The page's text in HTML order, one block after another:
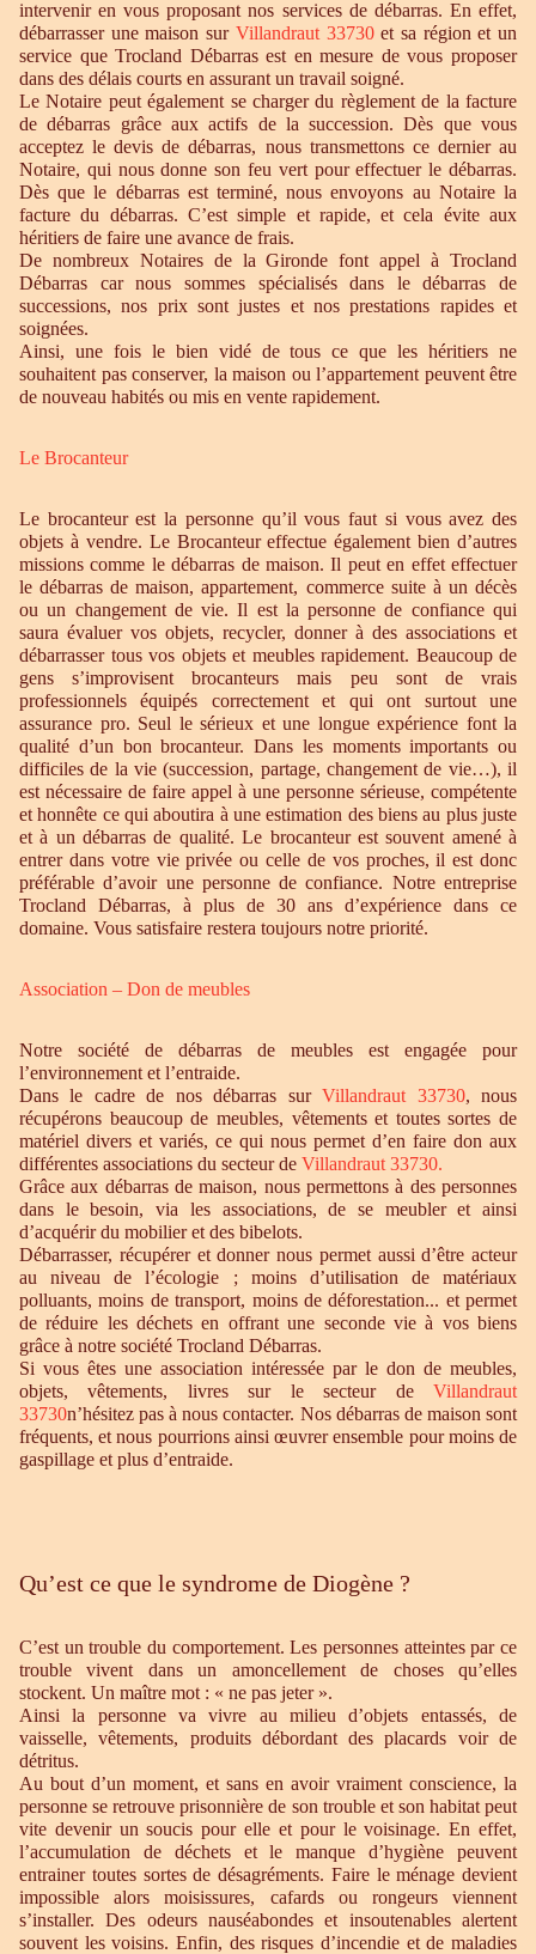
intervenir en vous proposant nos services de débarras. En effet,
débarrasser une maison sur Villandraut 33730et sa région et un
service que Trocland Débarras est en mesure de vous proposer
dans des délais courts en assurant un travail soigné.
Le Notaire peut également se charger du règlement de la facture
de débarras grâce aux actifs de la succession. Dès que vous
acceptez le devis de débarras, nous transmettons ce dernier au
Notaire, qui nous donne son feu vert pour effectuer le débarras.
Dès que le débarras est terminé, nous envoyons au Notaire la
facture du débarras. C’est simple et rapide, et cela évite aux
héritiers de faire une avance de frais.
De nombreux Notaires de la Gironde font appel à Trocland
Débarras car nous sommes spécialisés dans le débarras de
successions, nos prix sont justes et nos prestations rapides et
soignées.
Ainsi, une fois le bien vidé de tous ce que les héritiers ne
souhaitent pas conserver, la maison ou l’appartement peuvent être
de nouveau habités ou mis en vente rapidement.
Le Brocanteur
Le brocanteur est la personne qu’il vous faut si vous avez des
objets à vendre. Le Brocanteur effectue également bien d’autres
missions comme le débarras de maison. Il peut en effet effectuer
le débarras de maison, appartement, commerce suite à un décès
ou un changement de vie. Il est la personne de confiance qui
saura évaluer vos objets, recycler, donner à des associations et
débarrasser tous vos objets et meubles rapidement. Beaucoup de
gens s’improvisent brocanteurs mais peu sont de vrais
professionnels équipés correctement et qui ont surtout une
assurance pro. Seul le sérieux et une longue expérience font la
qualité d’un bon brocanteur. Dans les moments importants ou
difficiles de la vie (succession, partage, changement de vie…), il
est nécessaire de faire appel à une personne sérieuse, compétente
et honnête ce qui aboutira à une estimation des biens au plus juste
et à un débarras de qualité. Le brocanteur est souvent amené à
entrer dans votre vie privée ou celle de vos proches, il est donc
préférable d’avoir une personne de confiance. Notre entreprise
Trocland Débarras, à plus de 30 ans d’expérience dans ce
domaine. Vous satisfaire restera toujours notre priorité.
Association – Don de meubles
Notre société de débarras de meubles est engagée pour
l’environnement et l’entraide.
Dans le cadre de nos débarras surVillandraut 33730, nous
récupérons beaucoup de meubles, vêtements et toutes sortes de
matériel divers et variés, ce qui nous permet d’en faire don aux
différentes associations du secteur de Villandraut 33730.
Grâce aux débarras de maison, nous permettons à des personnes
dans le besoin, via les associations, de se meubler et ainsi
d’acquérir du mobilier et des bibelots.
Débarrasser, récupérer et donner nous permet aussi d’être acteur
au niveau de l’écologie ; moins d’utilisation de matériaux
polluants, moins de transport, moins de déforestation... et permet
de réduire les déchets en offrant une seconde vie à vos biens
grâce à notre société Trocland Débarras.
Si vous êtes une association intéressée par le don de meubles,
objets, vêtements, livres sur le secteur de Villandraut
33730n’hésitez pas à nous contacter. Nos débarras de maison sont
fréquents, et nous pourrions ainsi œuvrer ensemble pour moins de
gaspillage et plus d’entraide.
Qu’est ce que le syndrome de Diogène ?
C’est un trouble du comportement. Les personnes atteintes par ce
trouble vivent dans un amoncellement de choses qu’elles
stockent. Un maître mot : « ne pas jeter ».
Ainsi la personne va vivre au milieu d’objets entassés, de
vaisselle, vêtements, produits débordant des placards voir de
détritus.
Au bout d’un moment, et sans en avoir vraiment conscience, la
personne se retrouve prisonnière de son trouble et son habitat peut
vite devenir un soucis pour elle et pour le voisinage. En effet,
l’accumulation de déchets et le manque d’hygiène peuvent
entrainer toutes sortes de désagréments. Faire le ménage devient
impossible alors moisissures, cafards ou rongeurs viennent
s’installer. Des odeurs nauséabondes et insoutenables alertent
souvent les voisins. Enfin, des risques d’incendie et de maladies